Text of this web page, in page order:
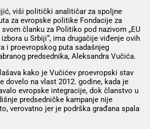
viši politički analitičar za spoljne
za evropske politike Fondacije za
članku za Politiko pod nazivom „EU
u Srbiji“, ima drugačije viđenje ovih
i proevropskog puta sadašnjeg
predsednika, Aleksandra Vučića.
kako je Vučićev proevropski stav
dovelo na vlast 2012. godine, kada je
evropske integracije, dok članstvo u
predsedničke kampanje nije
verovatno jer je podrška građana spala